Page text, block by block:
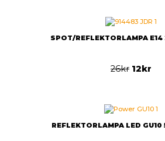
SPOT/REFLEKTORLAMPA
26kr 12kr
REFLEKTORLAMPA LED